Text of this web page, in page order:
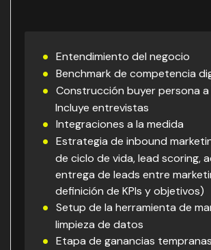
Entendimiento del negocio
Benchmark de competencia
Construcción buyer persona a
Incluye entrevistas
Integraciones a la medida
Estrategia de inbound
de ciclo de vida, lead scoring,
entrega de leads entre
definición de KPIs y objetivos)
Setup de la herramienta de
limpieza de datos
Etapa de ganancias